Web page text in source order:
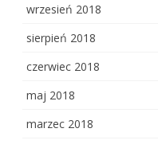
wrzesień 2018
sierpień 2018
czerwiec 2018
maj 2018
marzec 2018